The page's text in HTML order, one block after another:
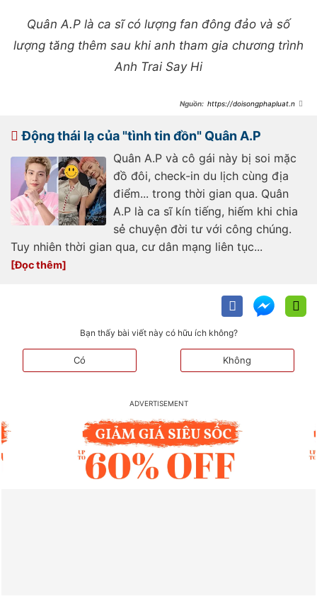
Quân A.P là ca sĩ có lượng fan đông đảo và số
lượng tăng thêm sau khi anh tham gia chương trình
Anh Trai Say Hi
https://doisongphapluat.ngu
van-dong-roi-danh-bo-vao-truoc-
gio-concert-a487844.html
Động thái lạ của "tình tin đồn" Quân A.P
Quân A.P và cô gái này bị soi mặc
đồ đôi, check-in du lịch cùng địa
điểm... trong thời gian qua. Quân
A.P là ca sĩ kín tiếng, hiếm khi chia
sẻ chuyện đời tư với công chúng.
Tuy nhiên thời gian qua, cư dân mạng liên tục...
Bạn thấy bài viết này có hữu ích không?
Có Không